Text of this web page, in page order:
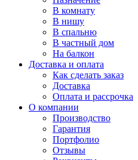
В комнату
В нишу
В спальню
В частный дом
На балкон
Доставка и оплата
Как сделать заказ
Доставка
Оплата и рассрочка
О компании
Производство
Гарантия
Портфолио
Отзывы